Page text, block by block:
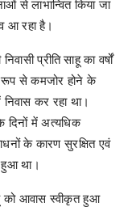
से लाभान्वित किया जा
आ रहा है।
प्रीति साहू का वर्षों
रूप से कमजोर होने के
कर रहा था।
दिनों में अत्यधिक
के कारण सुरक्षित एवं
हुआ था।
को आवास स्वीकृत हुआ